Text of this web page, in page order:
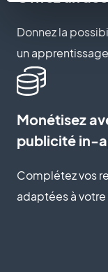
Donnez la
un
Monétisez
publicité in-
Complétez vos
adaptées à